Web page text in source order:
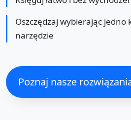
Oszczędzaj wybierając jedno
narzędzie
Poznaj nasze